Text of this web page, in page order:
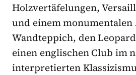
Holzvertäfelungen,
und einem monumentalen
Wandteppich, den
einen englischen Club im
interpretierten